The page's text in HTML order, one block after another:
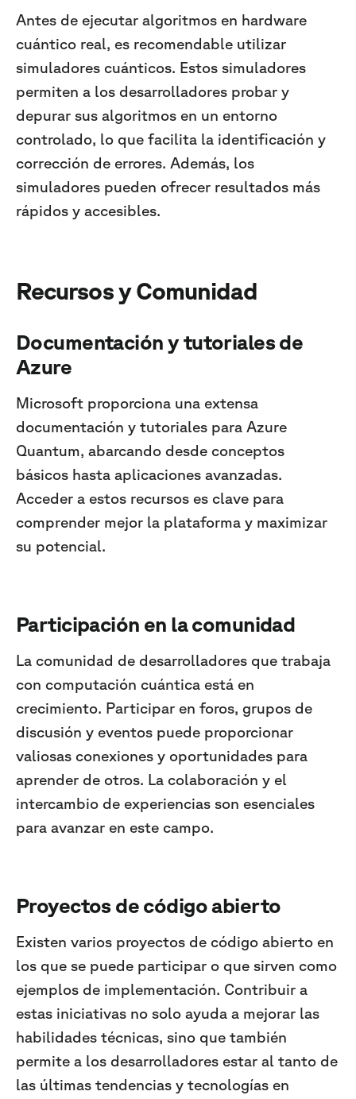
Antes de ejecutar algoritmos en hardware
cuántico real, es recomendable utilizar
simuladores cuánticos. Estos simuladores
permiten a los desarrolladores probar y
depurar sus algoritmos en un entorno
controlado, lo que facilita la identificación y
corrección de errores. Además, los
simuladores pueden ofrecer resultados más
rápidos y accesibles.
Recursos y Comunidad
Documentación y tutoriales de
Azure
Microsoft proporciona una extensa
documentación y tutoriales para Azure
Quantum, abarcando desde conceptos
básicos hasta aplicaciones avanzadas.
Acceder a estos recursos es clave para
comprender mejor la plataforma y maximizar
su potencial.
Participación en la comunidad
La comunidad de desarrolladores que trabaja
con computación cuántica está en
crecimiento. Participar en foros, grupos de
discusión y eventos puede proporcionar
valiosas conexiones y oportunidades para
aprender de otros. La colaboración y el
intercambio de experiencias son esenciales
para avanzar en este campo.
Proyectos de código abierto
Existen varios proyectos de código abierto en
los que se puede participar o que sirven como
ejemplos de implementación. Contribuir a
estas iniciativas no solo ayuda a mejorar las
habilidades técnicas, sino que también
permite a los desarrolladores estar al tanto de
las últimas tendencias y tecnologías en